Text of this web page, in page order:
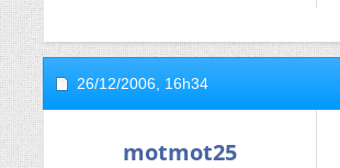
26/12/2006, 16h34
motmot25